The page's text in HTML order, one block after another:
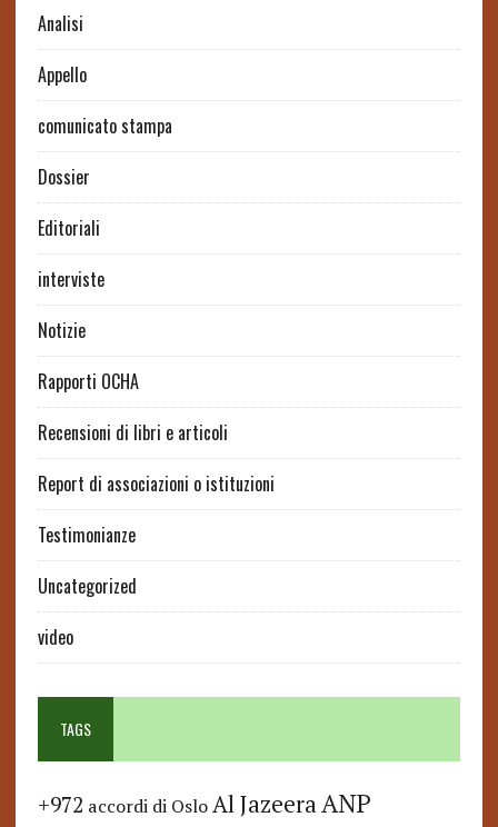
Analisi
Appello
comunicato stampa
Dossier
Editoriali
interviste
Notizie
Rapporti OCHA
Recensioni di libri e articoli
Report di associazioni o istituzioni
Testimonianze
Uncategorized
video
TAGS
+972 accordi di Oslo Al JazeeraANP